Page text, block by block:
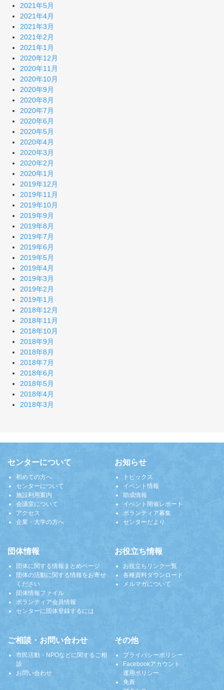
2021年5月
2021年4月
2021年3月
2021年2月
2021年1月
2020年12月
2020年11月
2020年10月
2020年9月
2020年8月
2020年7月
2020年6月
2020年5月
2020年4月
2020年3月
2020年2月
2020年1月
2019年12月
2019年11月
2019年10月
2019年9月
2019年8月
2019年7月
2019年6月
2019年5月
2019年4月
2019年3月
2019年2月
2019年1月
2018年12月
2018年11月
2018年10月
2018年9月
2018年8月
2018年7月
2018年6月
2018年5月
2018年4月
2018年3月
センターについて
初めての方へ
センターについて
施設利用案内
会議室について
アクセス
企業・大学の方へ
お知らせ
トピックス
イベント情報
助成情報
イベント開催レポート
ボランティア募集
センターだより
団体情報
団体に関する情報まとめページ
団体の活動に関する情報をお寄せ
ください
団体情報ファイル
ボランティア会員情報
センターに団体登録するには
お役立ち情報
お役立ちリンク一覧
各種資料ダウンロード
メルマガについて
ご相談・お問い合わせ
市民活動・NPOなどに関するご相
談
お問い合わせ
その他
プライバシーポリシー
Facebookアカウント
運用ポリシー
免責